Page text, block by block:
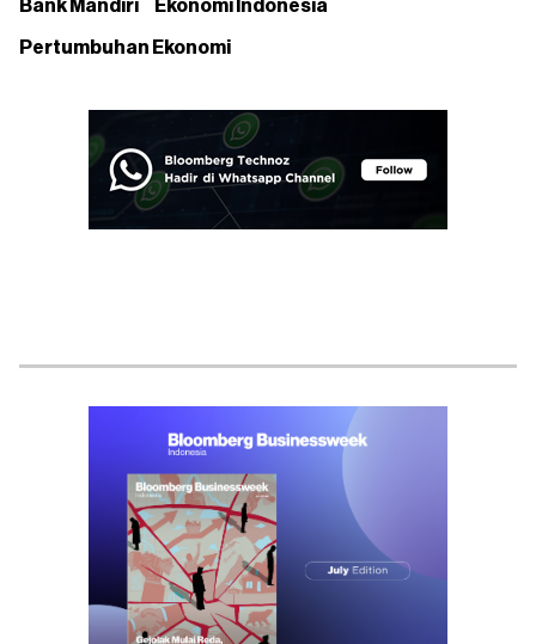
Bank Mandiri Ekonomi Indonesia
Pertumbuhan Ekonomi